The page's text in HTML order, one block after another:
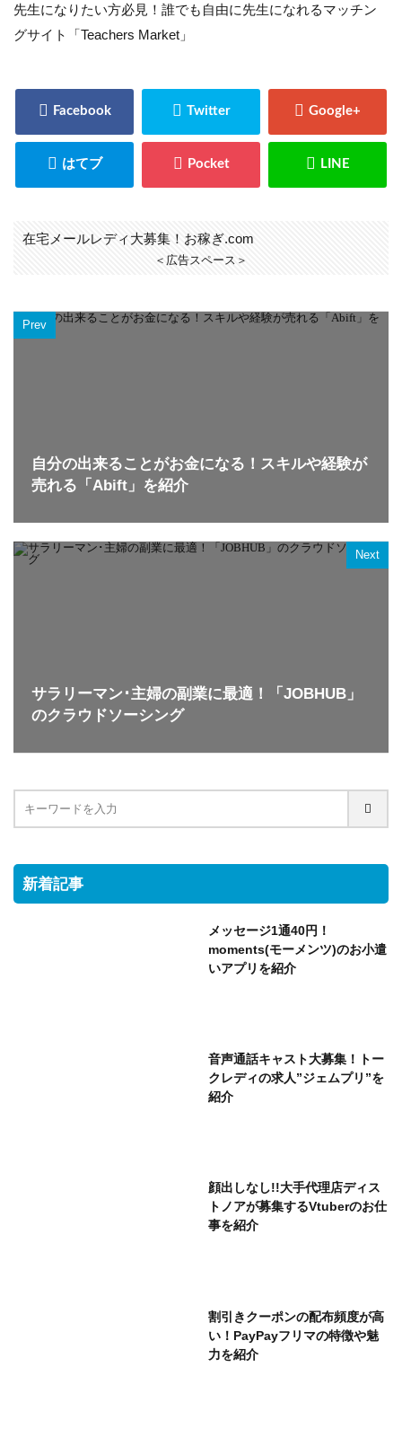
先生になりたい方必見！誰でも自由に先生になれるマッチン
グサイト「Teachers Market」
在宅メールレディ大募集！お稼ぎ.com
＜広告スペース＞
Prev
自分の出来ることがお金になる！スキルや経験が
売れる「Abift」を紹介
Next
サラリーマン･主婦の副業に最適！「JOBHUB」
のクラウドソーシング
新着記事
メッセージ1通40円！
moments(モーメンツ)のお小遣
いアプリを紹介
音声通話キャスト大募集！トー
クレディの求人”ジェムプリ”を
紹介
顔出しなし!!大手代理店ディス
トノアが募集するVtuberのお仕
事を紹介
割引きクーポンの配布頻度が高
い！PayPayフリマの特徴や魅
力を紹介